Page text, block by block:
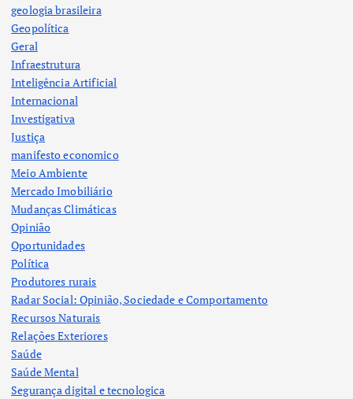
geologia brasileira
Geopolítica
Geral
Infraestrutura
Inteligência Artificial
Internacional
Investigativa
Justiça
manifesto economico
Meio Ambiente
Mercado Imobiliário
Mudanças Climáticas
Opinião
Oportunidades
Política
Produtores rurais
Radar Social: Opinião, Sociedade e Comportamento
Recursos Naturais
Relações Exteriores
Saúde
Saúde Mental
Segurança digital e tecnologica